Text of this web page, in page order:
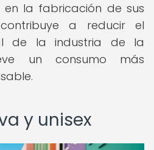
en la fabricación de sus
a reducir el
de la industria de la
un consumo más
y unisex